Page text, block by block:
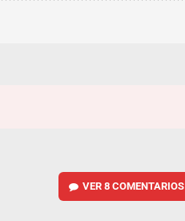
VER8 COMENTARIOS